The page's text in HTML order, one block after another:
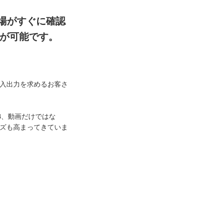
がすぐに確認
可能です。
出力を求めるお客さ
動画だけではな
も高まってきていま